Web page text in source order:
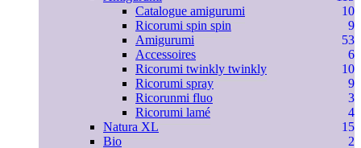
Catalogue amigurumi
10
Ricorumi spin spin
9
Amigurumi
53
Accessoires
6
Ricorumi twinkly twinkly
10
Ricorumi spray
9
Ricorunmi fluo
3
Ricorumi lamé
4
Natura XL
15
Bio
2